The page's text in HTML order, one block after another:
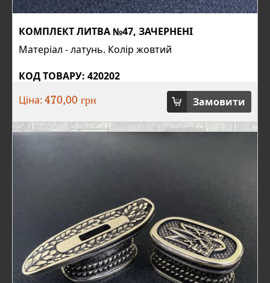
КОМПЛЕКТ ЛИТВА №47, ЗАЧЕРНЕНІ
Матеріал - латунь. Колір жовтий
КОД ТОВАРУ: 420202
Ціна: 470,00 грн Замовити